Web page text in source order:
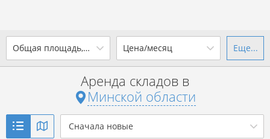
Общая площадь, м
до
Показать 70 объявлений
Цена/месяц
от до
р. за м
Еще...
Аренда складов в
Минской области
Сначала новые
Ваш город -state Минская
Выбрать город